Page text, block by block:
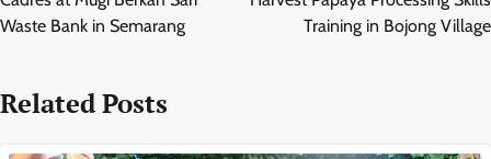
Waste Bank in Semarang
Training in Bojong Village
Related Posts